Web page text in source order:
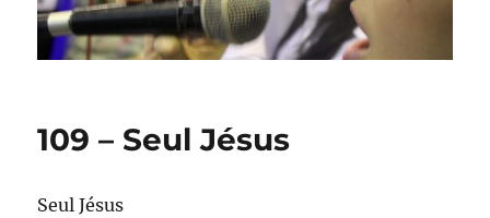
109 – Seul Jésus
Seul Jésus